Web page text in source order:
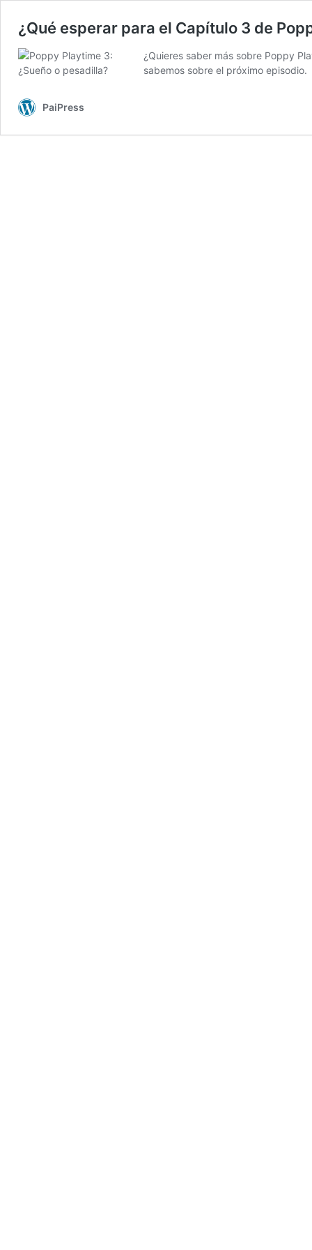
¿Qué esperar para el Capítulo 3 de
¿Quieres saber más sobre Poppy
sabemos sobre el próximo episodio.
PaiPress